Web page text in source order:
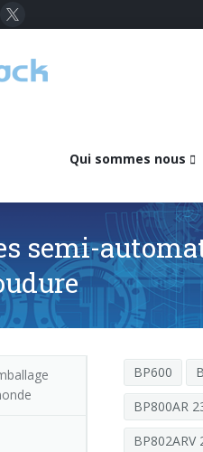
Qui sommes nous
semi-
BP600
BP800AR
BP802ARV